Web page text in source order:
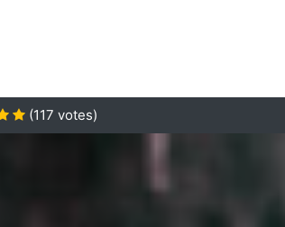
(117 votes)